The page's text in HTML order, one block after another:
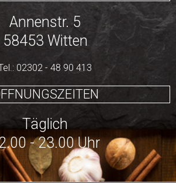
Annenstr. 5
58453 Witten
02302 - 48 90 413
Täglich
- 23.00 Uhr